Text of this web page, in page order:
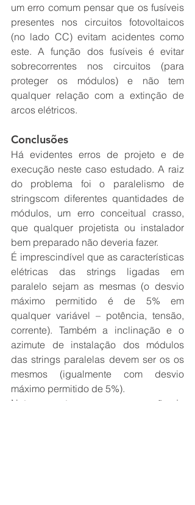
um erro comum pensar que os fusíveis
presentes nos circuitos fotovoltaicos
(no lado CC) evitam acidentes como
este. A função dos fusíveis é evitar
sobrecorrentes nos circuitos (para
proteger os módulos) e não tem
qualquer relação com a extinção de
arcos elétricos.
Conclusões
Há evidentes erros de projeto e de
execução neste caso estudado. A raiz
do problema foi o paralelismo de
stringscom diferentes quantidades de
módulos, um erro conceitual crasso,
que qualquer projetista ou instalador
bem preparado não deveria fazer.
É imprescindível que as características
elétricas das strings ligadas em
paralelo sejam as mesmas (o desvio
máximo permitido é de 5% em
qualquer variável – potência, tensão,
corrente). Também a inclinação e o
azimute de instalação dos módulos
das strings paralelas devem ser os os
mesmos (igualmente com desvio
máximo permitido de 5%).
Nota-se neste caso uma sucessão de